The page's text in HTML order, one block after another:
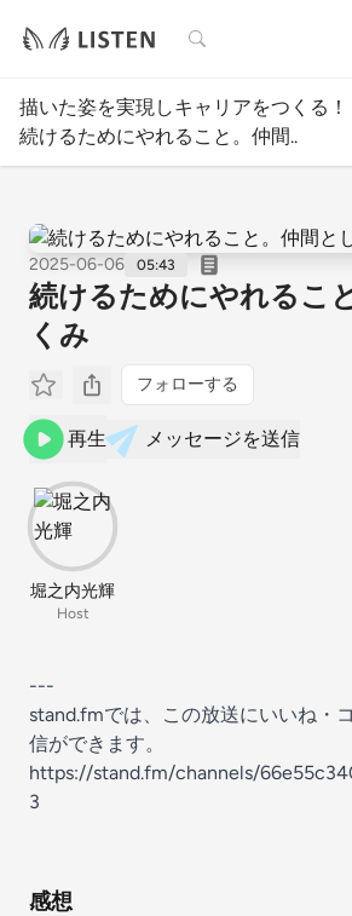
検索
描いた姿を実現しキャリアをつくる！
続けるためにやれること。仲間..
2025-06-06 05:43
続けるためにやれるこ
くみ
フォローする
再生 メッセージを送信
堀之内光輝
Host
---
stand.fmでは、この放送にいいね・
信ができます。
https://stand.fm/channels/
3
感想